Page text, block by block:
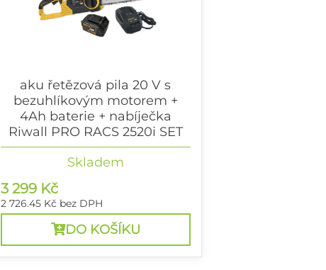
aku řetězová pila 20 V s
bezuhlíkovým motorem +
4Ah baterie + nabíječka
Riwall PRO RACS 2520i SET
aku řetězová pila 20 V s bezuhlíkovým
motorem + 4Ah baterie + nabíječka
Skladem
3 299 Kč
2 726.45 Kč bez DPH
DO KOŠÍKU